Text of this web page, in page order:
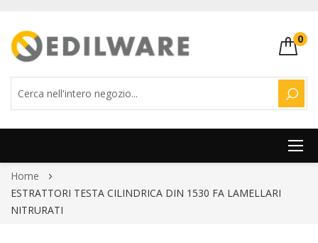
0
Salta
al
contenuto
Home
ESTRATTORI TESTA CILINDRICA DIN 1530 FA LAMELLARI
NITRURATI